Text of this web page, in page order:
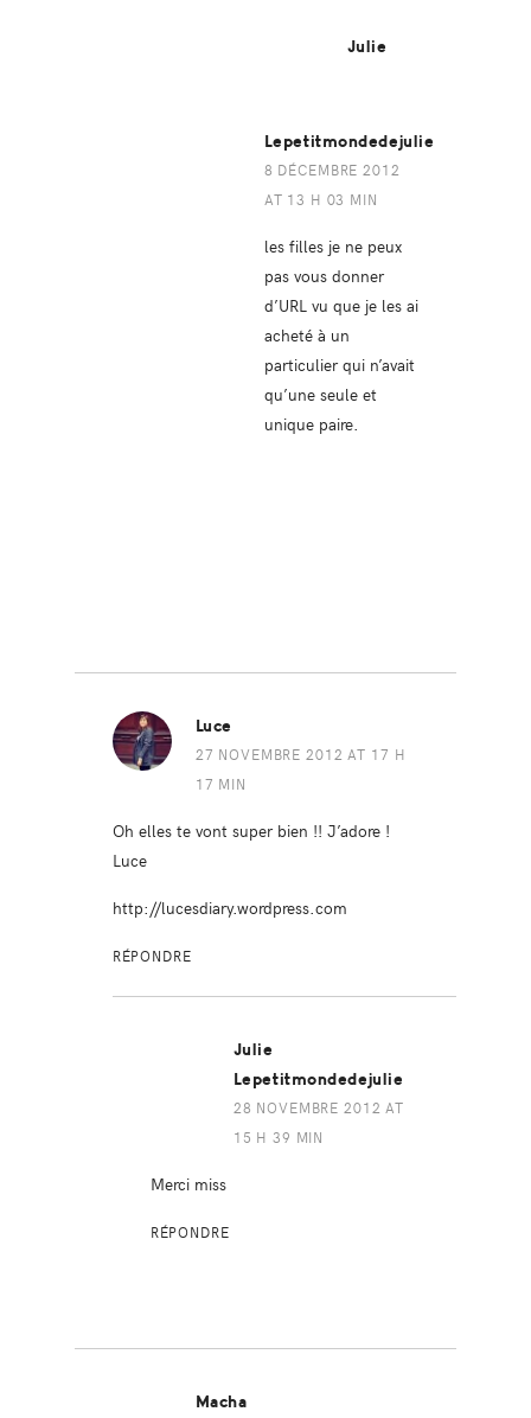
Julie
Lepetitmondedejulie
8 DÉCEMBRE 2012
AT 13 H 03 MIN
les filles je ne peux
pas vous donner
d’URL vu que je les ai
acheté à un
particulier qui n’avait
qu’une seule et
unique paire.
Luce
27 NOVEMBRE 2012 AT 17 H
17 MIN
Oh elles te vont super bien !! J’adore !
Luce
http://lucesdiary.wordpress.com
RÉPONDRE
Julie
Lepetitmondedejulie
28 NOVEMBRE 2012 AT
15 H 39 MIN
Merci miss
RÉPONDRE
Macha